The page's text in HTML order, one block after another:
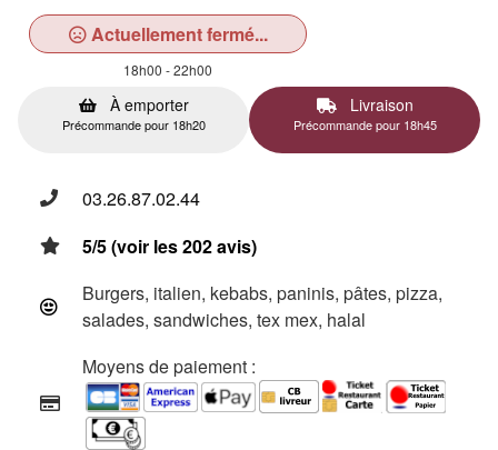
Actuellement fermé...
18h00 - 22h00
À emporter
Précommande pour 18h20
Livraison
Précommande pour 18h45
03.26.87.02.44
5/5 (voir les 202 avis)
Burgers, italien, kebabs, paninis, pâtes, pizza,
salades, sandwiches, tex mex, halal
Moyens de paiement :